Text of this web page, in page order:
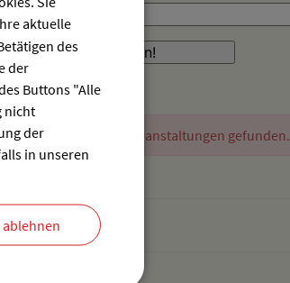
Es wurden keine Veranstaltungen gefunden.
aktuelle
des
der
Buttons "Alle
nicht
der
in unseren
ablehnen